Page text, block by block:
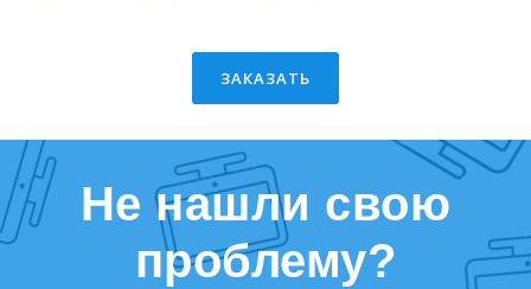
ЗАКАЗАТЬ
Не нашли свою
проблему?